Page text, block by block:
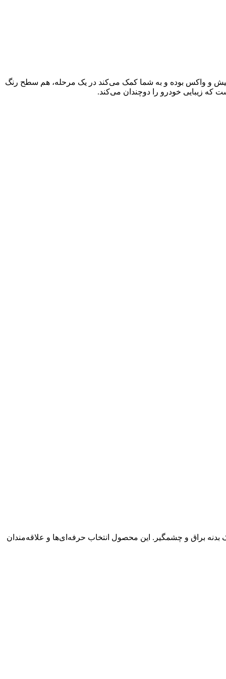
و واکس بوده و به شما کمک می‌کند در یک مرحله، هم سطح رنگ
که زیبایی خودرو را دوچندان می‌کند.
براق و چشمگیر. این محصول انتخاب حرفه‌ای‌ها و علاقه‌مندان